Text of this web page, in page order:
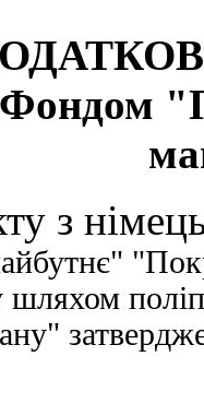
з
шляхом